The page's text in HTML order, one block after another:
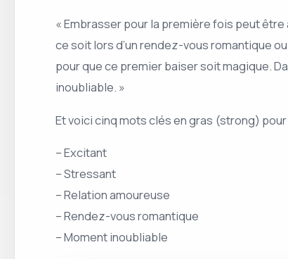
« Embrasser pour la première fois peut
ce soit lors d’un rendez-vous romantique
pour que ce premier baiser soit magique.
inoubliable. »
Et voici cinq mots clés en gras (strong)
– Excitant
– Stressant
– Relation amoureuse
– Rendez-vous romantique
– Moment inoubliable